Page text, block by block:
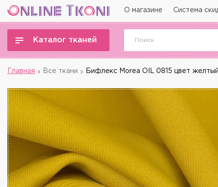
О магазине Система
Каталог тканей
Главная Все ткани Бифлекс Morea OIL 0815 цвет